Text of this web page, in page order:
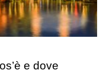
e dove